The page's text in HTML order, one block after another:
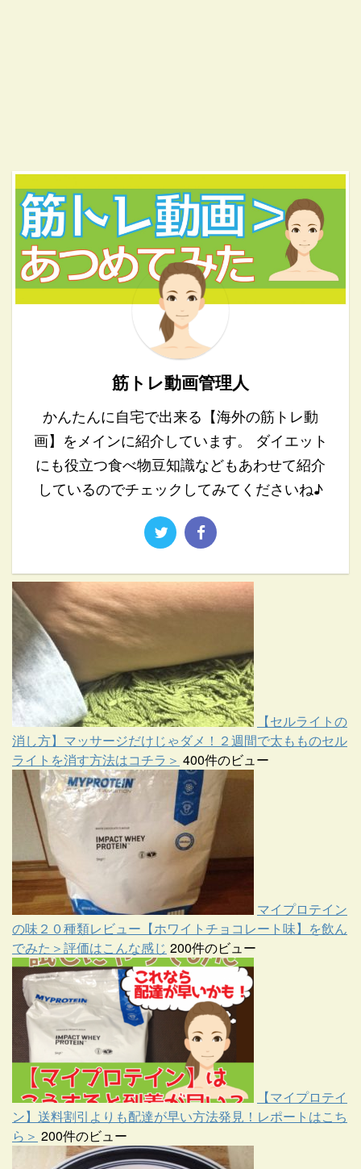
筋トレ動画管理人
かんたんに自宅で出来る【海外の筋トレ動
画】をメインに紹介しています。 ダイエット
にも役立つ食べ物豆知識などもあわせて紹介
しているのでチェックしてみてくださいね♪
【セルライトの
消し方】マッサージだけじゃダメ！２週間で太もものセル
ライトを消す方法はコチラ＞ 400件のビュー
マイプロテイン
の味２０種類レビュー【ホワイトチョコレート味】を飲ん
でみた＞評価はこんな感じ 200件のビュー
【マイプロテイ
ン】送料割引よりも配達が早い方法発見！レポートはこち
ら＞ 200件のビュー